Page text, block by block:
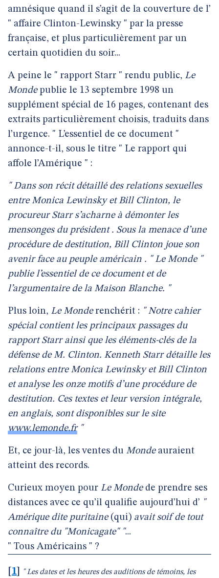
amnésique quand il s’agit de la couverture de l’
" affaire Clinton-Lewinsky " par la presse
française, et plus particulièrement par un
certain quotidien du soir...
A peine le " rapport Starr " rendu public, Le
Mondepublie le 13 septembre 1998 un
supplément spécial de 16 pages, contenant des
extraits particulièrement choisis, traduits dans
l’urgence. " L’essentiel de ce document "
annonce-t-il, sous le titre " Le rapport qui
affole l’Amérique " :
" Dans son récit détaillé des relations sexuelles
entre Monica Lewinsky et Bill Clinton, le
procureur Starr s’acharne à démonter les
mensonges du président . Sous la menace d’une
procédure de destitution, Bill Clinton joue son
avenir face au peuple américain . " Le Monde "
publie l’essentiel de ce document et de
l’argumentaire de la Maison Blanche. "
Plus loin, Le Monderenchérit : " Notre cahier
spécial contient les principaux passages du
rapport Starr ainsi que les éléments-clés de la
défense de M. Clinton. Kenneth Starr détaille les
relations entre Monica Lewinsky et Bill Clinton
et analyse les onze motifs d’une procédure de
destitution. Ces textes et leur version intégrale,
en anglais, sont disponibles sur le site
www.lemonde.fr"
Et, ce jour-là, les ventes du Mondeauraient
atteint des records.
Curieux moyen pour Le Mondede prendre ses
distances avec ce qu’il qualifie aujourd’hui d’ "
Amérique dite puritaine(qui) avait soif de tout
connaître du "Monicagate" "...
" Tous Américains " ?
1
" Les dates et les heures des auditions de témoins, les